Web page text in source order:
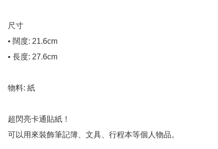
尺寸
• 闊度: 21.6cm
• 長度: 27.6cm
物料: 紙
超閃亮卡通貼紙！
可以用來裝飾筆記簿、文具、行程本等個人物品。